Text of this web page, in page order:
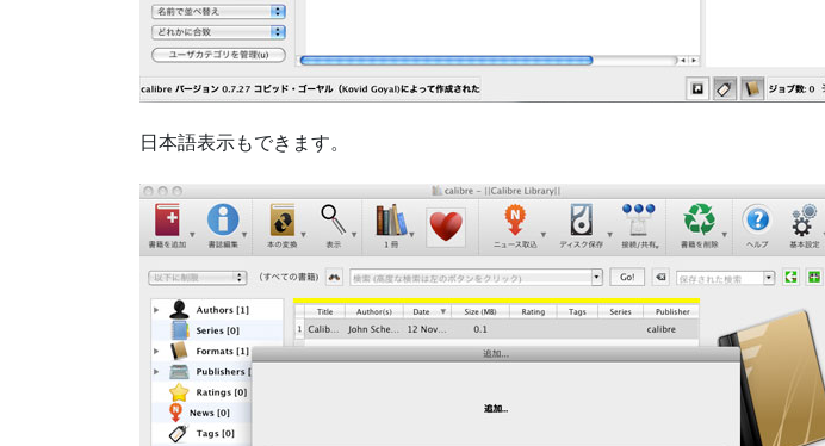
日本語表示もできます。